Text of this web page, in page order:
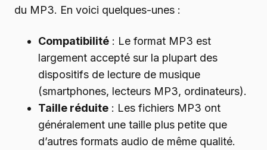
du MP3. En voici quelques-unes :
Compatibilité : Le format MP3 est
largement accepté sur la plupart des
dispositifs de lecture de musique
(smartphones, lecteurs MP3, ordinateurs).
Taille réduite : Les fichiers MP3 ont
généralement une taille plus petite que
d’autres formats audio de même qualité.